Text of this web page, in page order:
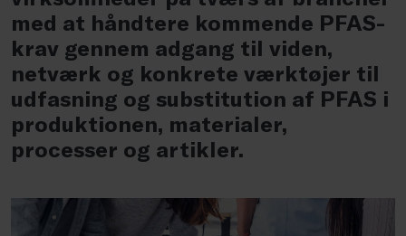
med at håndtere kommende PFAS-
krav gennem adgang til viden,
netværk og konkrete værktøjer til
udfasning og substitution af PFAS i
produktionen, materialer,
processer og artikler.